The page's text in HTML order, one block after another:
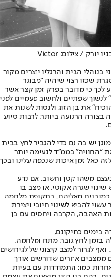
חוגגים אחרי מלחמת העולם השנייה בניו יורק / צילום: Victor
בנוהלי הבית והרגליו יוצרים מקור
שכזו רצוי שיהיה "מבוגר
לכך כי מדובר בפרק זמן קצר אשר
לנשוך שפתיים ולחשוב פעמיים לפני
את בן הזוג ולנסות לשנות את
בצורה הרגועה ביותר, לרבות סיוע
יש בה גם כדי להגביר לחץ בבית
“החוויה” בממ”ד לנעימה יותר
כאל זמן איכות שנכפה עלינו ובכך
משהו קטן וחשוב, אם נדע
שגרה אקוטי, או מצב בו
מאליהם, בתקופת מלחמה
להביא לשינוי חיובי ויצירת
האהבה, הקרבה ויחסים עם בן
בימים כתיקונם,
בזמן לחץ גובר, מתח ומלחמה,
לגרור למצב קיצוני של לגירושים
ממצבים אחרים שדורשים אורך
כמו: התמודדות עם בעיות